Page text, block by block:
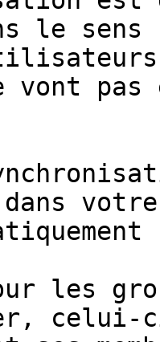
le
vont
les
celui-ci